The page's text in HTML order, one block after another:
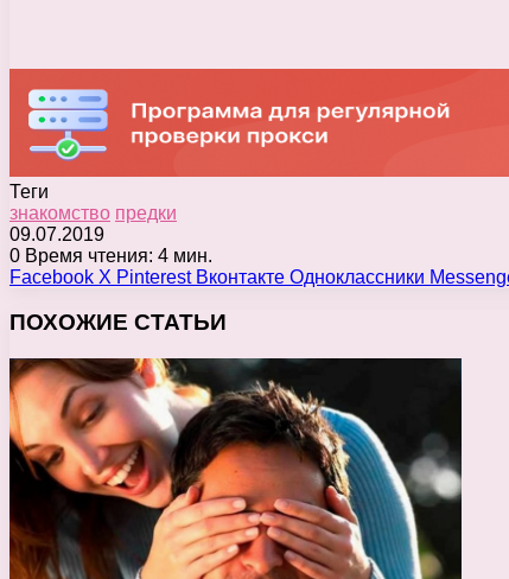
Теги
знакомство предки
09.07.2019
0 Время чтения: 4 мин.
Facebook X Pinterest Вконтакте Одноклассники
ПОХОЖИЕ СТАТЬИ